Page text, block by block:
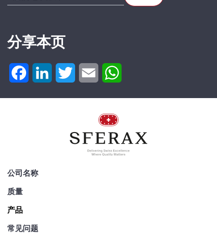
SA-OUV
2540 A x 95
SU.620.002540.095.20
应用
分享本页
FacebookLinkedIn Twitter Email
公司名称
质量
产品
常见问题